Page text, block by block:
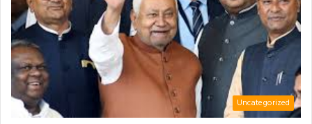
Uncategorized